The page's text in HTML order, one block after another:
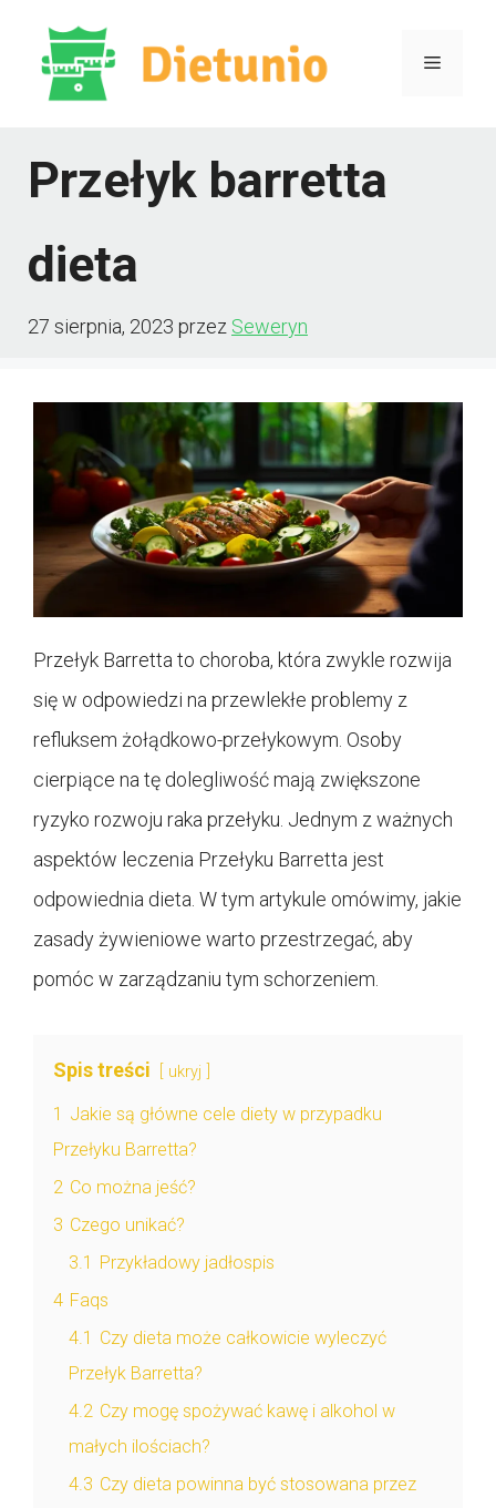
treści
Menu
Przełyk barretta
dieta
27 sierpnia, 2023 przez Seweryn
Przełyk Barretta to choroba, która zwykle rozwija
się w odpowiedzi na przewlekłe problemy z
refluksem żołądkowo-przełykowym. Osoby
cierpiące na tę dolegliwość mają zwiększone
ryzyko rozwoju raka przełyku. Jednym z ważnych
aspektów leczenia Przełyku Barretta jest
odpowiednia dieta. W tym artykule omówimy, jakie
zasady żywieniowe warto przestrzegać, aby
pomóc w zarządzaniu tym schorzeniem.
Spis treści ukryj
1 Jakie są główne cele diety w przypadku
Przełyku Barretta?
2 Co można jeść?
3 Czego unikać?
3.1
Przykładowy jadłospis
4 Faqs
4.1 Czy dieta może całkowicie wyleczyć
Przełyk Barretta?
4.2 Czy mogę spożywać kawę i alkohol w
małych ilościach?
4.3 Czy dieta powinna być stosowana przez